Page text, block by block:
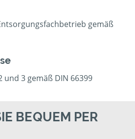
gemäß
und 3 gemäß DIN 66399
BEQUEM PER